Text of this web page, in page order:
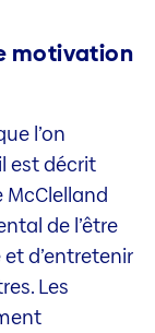
motivation
l’on
est décrit
de l’être
d’entretenir
Les